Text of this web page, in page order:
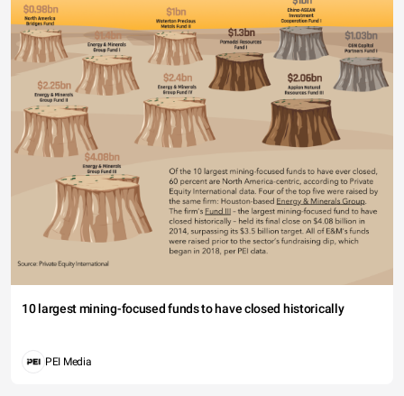
10 largest mining-focused funds to have closed historically
PEI Media